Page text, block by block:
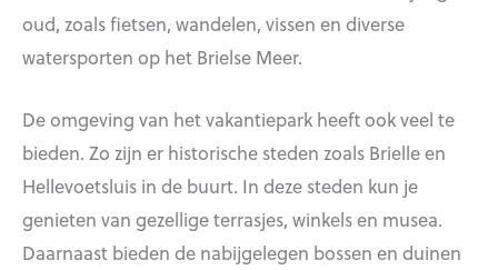
oud, zoals fietsen, wandelen, vissen en diverse
watersporten op het Brielse Meer.
De omgeving van het vakantiepark heeft ook veel te
bieden. Zo zijn er historische steden zoals Brielle en
Hellevoetsluis in de buurt. In deze steden kun je
genieten van gezellige terrasjes, winkels en musea.
Daarnaast bieden de nabijgelegen bossen en duinen